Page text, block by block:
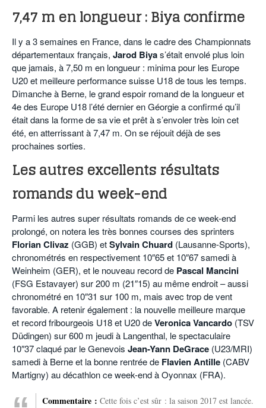
7,47 m en longueur : Biya confirme
Il y a 3 semaines en France, dans le cadre des Championnats
départementaux français, Jarod Biyas’était envolé plus loin
que jamais, à 7,50 m en longueur : minima pour les Europe
U20 et meilleure performance suisse U18 de tous les temps.
Dimanche à Berne, le grand espoir romand de la longueur et
4e des Europe U18 l’été dernier en Géorgie a confirmé qu’il
était dans la forme de sa vie et prêt à s’envoler très loin cet
été, en atterrissant à 7,47 m. On se réjouit déjà de ses
prochaines sorties.
Les autres excellents résultats
romands du week-end
Parmi les autres super résultats romands de ce week-end
prolongé, on notera les très bonnes courses des sprinters
Florian Clivaz (GGB) etSylvain Chuard (Lausanne-Sports),
chronométrés en respectivement 10″65 et 10″67 samedi à
Weinheim (GER), et le nouveau record de Pascal Mancini
(FSG Estavayer) sur 200 m (21″15) au même endroit – aussi
chronométré en 10″31 sur 100 m, mais avec trop de vent
favorable. A retenir également : la nouvelle meilleure marque
et record fribourgeois U18 et U20 deVeronica Vancardo (TSV
Düdingen) sur 600 m jeudi à Langenthal, le spectaculaire
10″37 claqué par le Genevois Jean-Yann DeGrace (U23/MRI)
samedi à Berne et la bonne rentrée de Flavien Antille (CABV
Martigny) au décathlon ce week-end à Oyonnax (FRA).
Commentaire : Cette fois c’est sûr : la saison 2017 est lancée.